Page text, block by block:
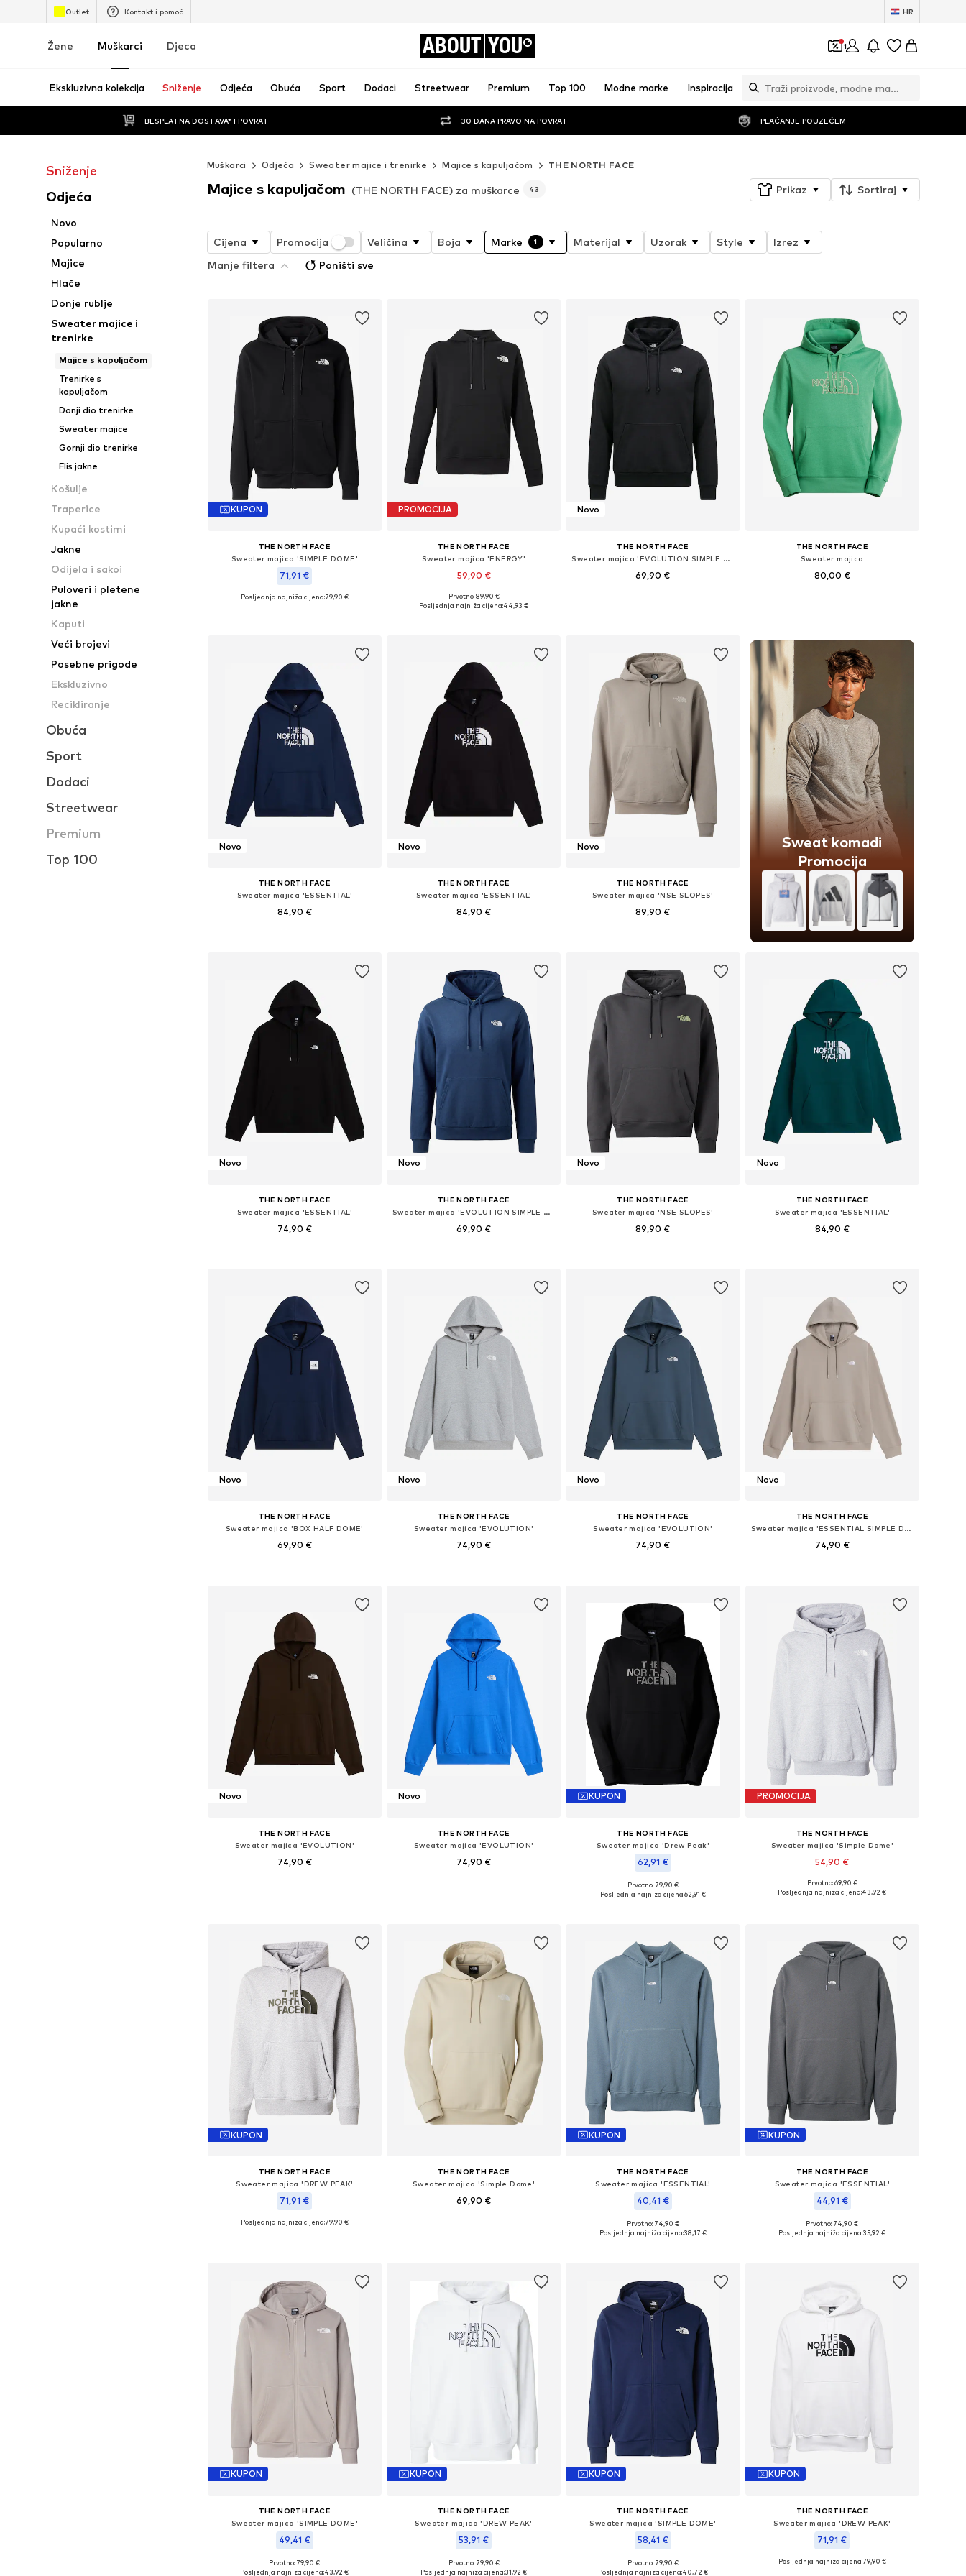
Outlet Kontakt i pomoć HR
Žene Muškarci Djeca ABOUT YOU 1
Ekskluzivna kolekcija Sniženje Odjeća Obuća Sport Dodaci Streetwear Premium Top 100 Modne marke Inspiracija
BESPLATNA DOSTAVA* I POVRAT 30 DANA PRAVO NA POVRAT PLAĆANJE POUZEĆEM
Sniženje
Odjeća
Novo
Popularno
Majice
Hlače
Donje rublje
Sweater majice i
trenirke
Majice s kapuljačom
Trenirke s
kapuljačom
Donji dio trenirke
Sweater majice
Gornji dio trenirke
Flis jakne
Košulje
Traperice
Kupaći kostimi
Jakne
Odijela i sakoi
Puloveri i pletene
jakne
Kaputi
Veći brojevi
Posebne prigode
Ekskluzivno
Recikliranje
Obuća
Sport
Dodaci
Streetwear
Premium
Top 100
Muškarci Odjeća Sweater majice i trenirke Majice s kapuljačom THE NORTH FACE
Majice s kapuljačom (THE NORTH FACE) za muškarce 43 Prikaz Sortiraj
Cijena Promocija Veličina Boja Marke 1 Materijal Uzorak Style
Izrez
Manje filtera
Poništi sve
KUPON
THE NORTH FACE
Sweater majica 'SIMPLE DOME'
71,91 €
Dostupne veličine: S, M, L, XL
Posljednja najniža cijena:79,90 €
PROMOCIJA
THE NORTH FACE
Sweater majica 'ENERGY'
59,90 €
Dostupne veličine: S, M, L, XL
Prvotno: 89,90 €
Posljednja najniža cijena:44,93 €
Novo
THE NORTH FACE
Sweater majica 'EVOLUTION SIMPLE DOME'
69,90 €
THE NORTH FACE
Sweater majica
80,00 €
Novo
THE NORTH FACE
Sweater majica 'ESSENTIAL'
84,90 €
Novo
THE NORTH FACE
Sweater majica 'ESSENTIAL'
84,90 €
Novo
THE NORTH FACE
Sweater majica 'NSE SLOPES'
89,90 €
Sweat komadi
Promocija
Novo
THE NORTH FACE
Sweater majica 'ESSENTIAL'
74,90 €
Novo
THE NORTH FACE
Sweater majica 'EVOLUTION SIMPLE DOME'
69,90 €
Novo
THE NORTH FACE
Sweater majica 'NSE SLOPES'
89,90 €
Novo
THE NORTH FACE
Sweater majica 'ESSENTIAL'
84,90 €
Novo
THE NORTH FACE
Sweater majica 'BOX HALF DOME'
69,90 €
Novo
THE NORTH FACE
Sweater majica 'EVOLUTION'
74,90 €
Novo
THE NORTH FACE
Sweater majica 'EVOLUTION'
74,90 €
Novo
THE NORTH FACE
Sweater majica 'ESSENTIAL SIMPLE DOME'
74,90 €
Novo
THE NORTH FACE
Sweater majica 'EVOLUTION'
74,90 €
Novo
THE NORTH FACE
Sweater majica 'EVOLUTION'
74,90 €
KUPON
THE NORTH FACE
Sweater majica 'Drew Peak'
62,91 €
Dostupne veličine: S, M, L, XL, XXL
Prvotno: 79,90 €
Posljednja najniža cijena:62,91 €
PROMOCIJA
THE NORTH FACE
Sweater majica 'Simple Dome'
54,90 €
Dostupne veličine: S, L, XL
Prvotno: 69,90 €
Posljednja najniža cijena:43,92 €
KUPON
THE NORTH FACE
Sweater majica 'DREW PEAK'
71,91 €
Dostupne veličine: M, L
Posljednja najniža cijena:79,90 €
THE NORTH FACE
Sweater majica 'Simple Dome'
69,90 €
KUPON
THE NORTH FACE
Sweater majica 'ESSENTIAL'
40,41 €
Dostupne veličine: S, L
Prvotno: 74,90 €
Posljednja najniža cijena:38,17 €
KUPON
THE NORTH FACE
Sweater majica 'ESSENTIAL'
44,91 €
Dostupne veličine: S, L
Prvotno: 74,90 €
Posljednja najniža cijena:35,92 €
KUPON
THE NORTH FACE
Sweater majica 'SIMPLE DOME'
49,41 €
Dostupne veličine: XS, S
Prvotno: 79,90 €
Posljednja najniža cijena:43,92 €
KUPON
THE NORTH FACE
Sweater majica 'DREW PEAK'
53,91 €
Dostupne veličine: XL
Prvotno: 79,90 €
Posljednja najniža cijena:31,92 €
KUPON
THE NORTH FACE
Sweater majica 'SIMPLE DOME'
58,41 €
Dostupne veličine: M
Prvotno: 79,90 €
Posljednja najniža cijena:40,72 €
KUPON
THE NORTH FACE
Sweater majica 'DREW PEAK'
71,91 €
Dostupne veličine: XL, XXL
Posljednja najniža cijena:79,90 €